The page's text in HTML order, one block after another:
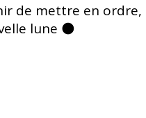
de mettre en ordre,
lune 🌑